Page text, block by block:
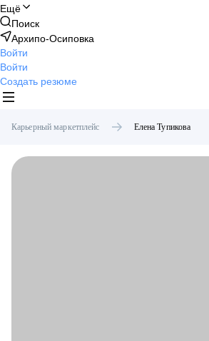
Ещё
Поиск
Архипо-Осиповка
Войти
Войти
Создать резюме
Карьерный маркетплейс Елена Тупикова